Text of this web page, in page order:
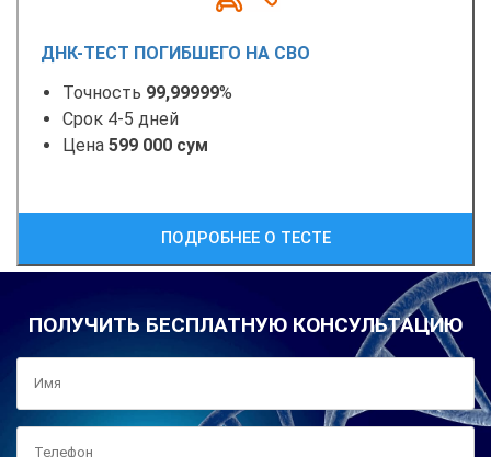
ДНК-ТЕСТ ПОГИБШЕГО НА СВО
Точность 99,99999%
Срок 4-5 дней
Цена 599 000 сум
ПОДРОБНЕЕ О ТЕСТЕ
ПОЛУЧИТЬ БЕСПЛАТНУЮ КОНСУЛЬТАЦИЮ